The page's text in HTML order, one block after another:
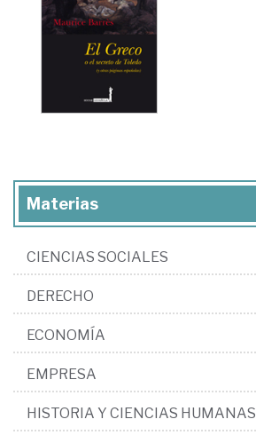
Materias
CIENCIAS SOCIALES
DERECHO
ECONOMÍA
EMPRESA
HISTORIA Y CIENCIAS HUMANAS